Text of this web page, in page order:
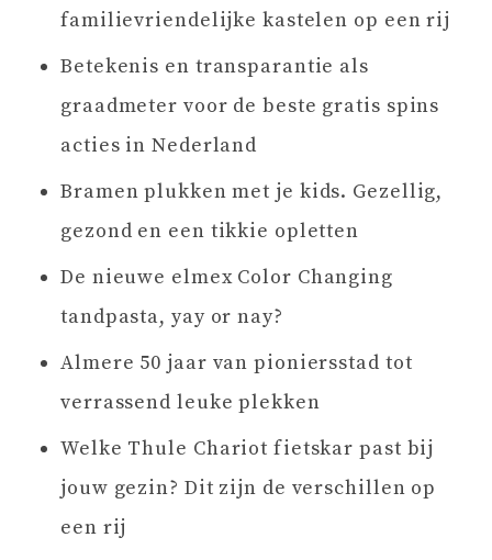
familievriendelijke kastelen op een rij
Betekenis en transparantie als
graadmeter voor de beste gratis spins
acties in Nederland
Bramen plukken met je kids. Gezellig,
gezond en een tikkie opletten
De nieuwe elmex Color Changing
tandpasta, yay or nay?
Almere 50 jaar van pioniersstad tot
verrassend leuke plekken
Welke Thule Chariot fietskar past bij
jouw gezin? Dit zijn de verschillen op
een rij